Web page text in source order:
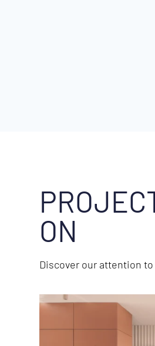
ON
Discover our attention